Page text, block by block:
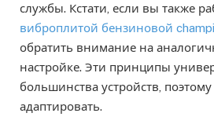
службы. Кстати, если вы также
виброплитой бензиновой
обратить внимание на
настройке. Эти принципы
большинства устройств, поэтому
адаптировать.